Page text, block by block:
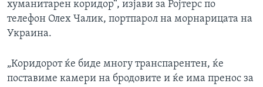
хуманитарен коридор“, изјави за Ројтерс по
телефон Олех Чалик, портпарол на морнарицата на
Украина.
„Коридорот ќе биде многу транспарентен, ќе
поставиме камери на бродовите и ќе има пренос за